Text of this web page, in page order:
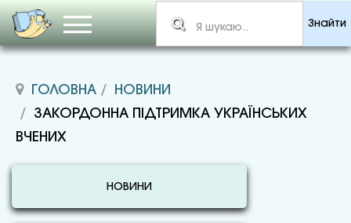
Знайти
ГОЛОВНА
НОВИНИ
ЗАКОРДОННА ПІДТРИМКА УКРАЇНСЬКИХ
ВЧЕНИХ
НОВИНИ